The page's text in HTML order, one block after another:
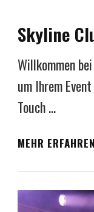
Skyline
Willkommen
um Ihrem
Touch …
MEHR ERFAHREN